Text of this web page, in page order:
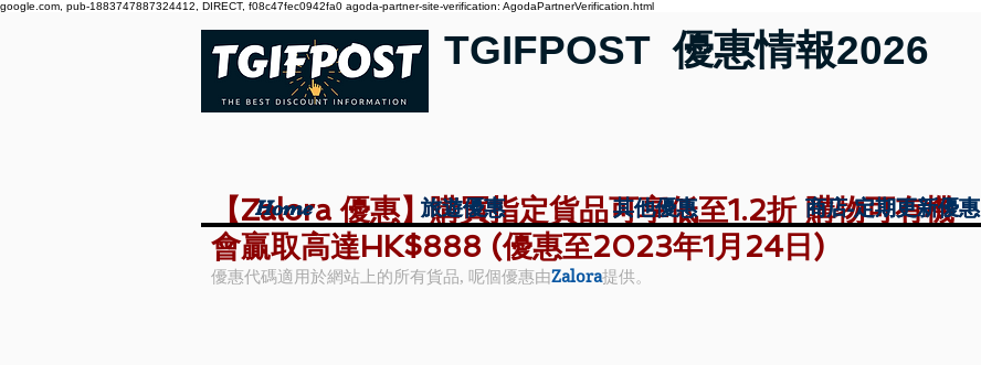
google.com, pub-1883747887324412, DIRECT, f08c47fec0942fa0 agoda-partner-site-verification: AgodaPartnerVerification.html
TGIFPOST 優惠情報2026
Home 旅遊優惠 其他優惠 商店-定期更新優惠
Home 旅遊優惠 其他優惠 商店-定期更新優惠
【Zalora 優惠】購買指定貨品可享低至1.2折 購物可有機
會贏取高達HK$888 (優惠至2023年1月24日)
優惠代碼適用於網站上的所有貨品, 呢個優惠由Zalora提供。